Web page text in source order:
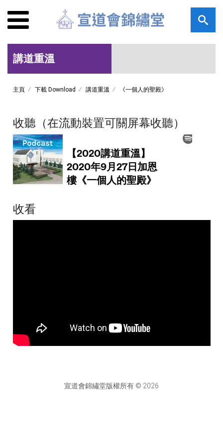
講道重溫
主頁 下載 Download 講道重溫 《一個人的聖殿》
收聽（在流動裝置可關屏幕收聽）
收看
宣道會錦繡堂版權所有 © 2026